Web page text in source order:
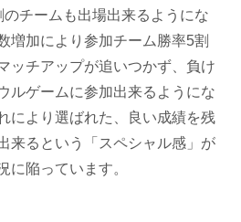
チームも出場出来るようにな
増加により参加チーム勝率5割
ッチアップが追いつかず、負け
ルゲームに参加出来るようにな
により選ばれた、良い成績を残
来るという「スペシャル感」が
に陥っています。